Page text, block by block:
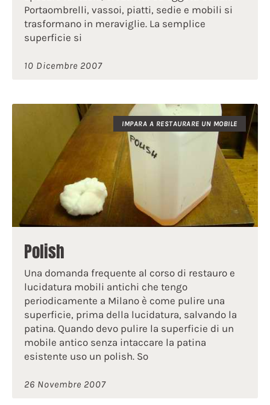
Portaombrelli, vassoi, piatti, sedie e mobili si
trasformano in meraviglie. La semplice
superficie si
10 Dicembre 2007
IMPARA A RESTAURARE UN MOBILE
Polish
Una domanda frequente al corso di restauro e
lucidatura mobili antichi che tengo
periodicamente a Milano è come pulire una
superficie, prima della lucidatura, salvando la
patina. Quando devo pulire la superficie di un
mobile antico senza intaccare la patina
esistente uso un polish. So
26 Novembre 2007